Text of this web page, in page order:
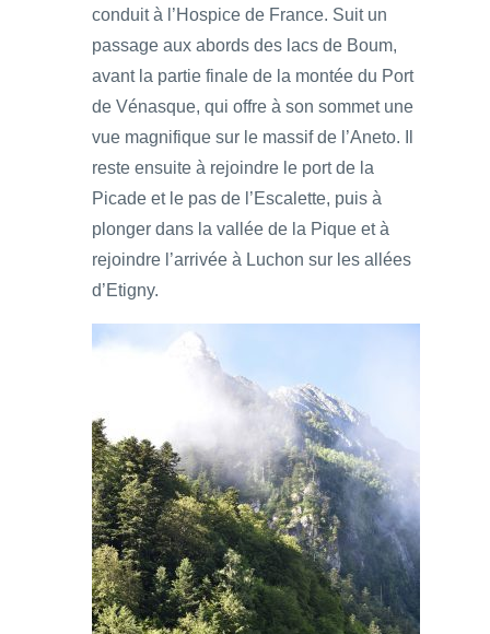
conduit à l’Hospice de France. Suit un
passage aux abords des lacs de Boum,
avant la partie finale de la montée du Port
de Vénasque, qui offre à son sommet une
vue magnifique sur le massif de l’Aneto. Il
reste ensuite à rejoindre le port de la
Picade et le pas de l’Escalette, puis à
plonger dans la vallée de la Pique et à
rejoindre l’arrivée à Luchon sur les allées
d’Etigny.